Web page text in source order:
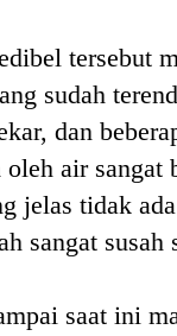
tersebut
sudah
dan
air
jelas tidak
sangat susah
saat ini